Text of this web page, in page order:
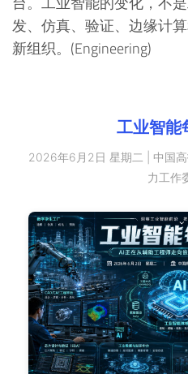
发、仿真、验证、边缘计
新组织。(Engineering)
工业智能
2026年6月2日 星期二 | 中国
力工作